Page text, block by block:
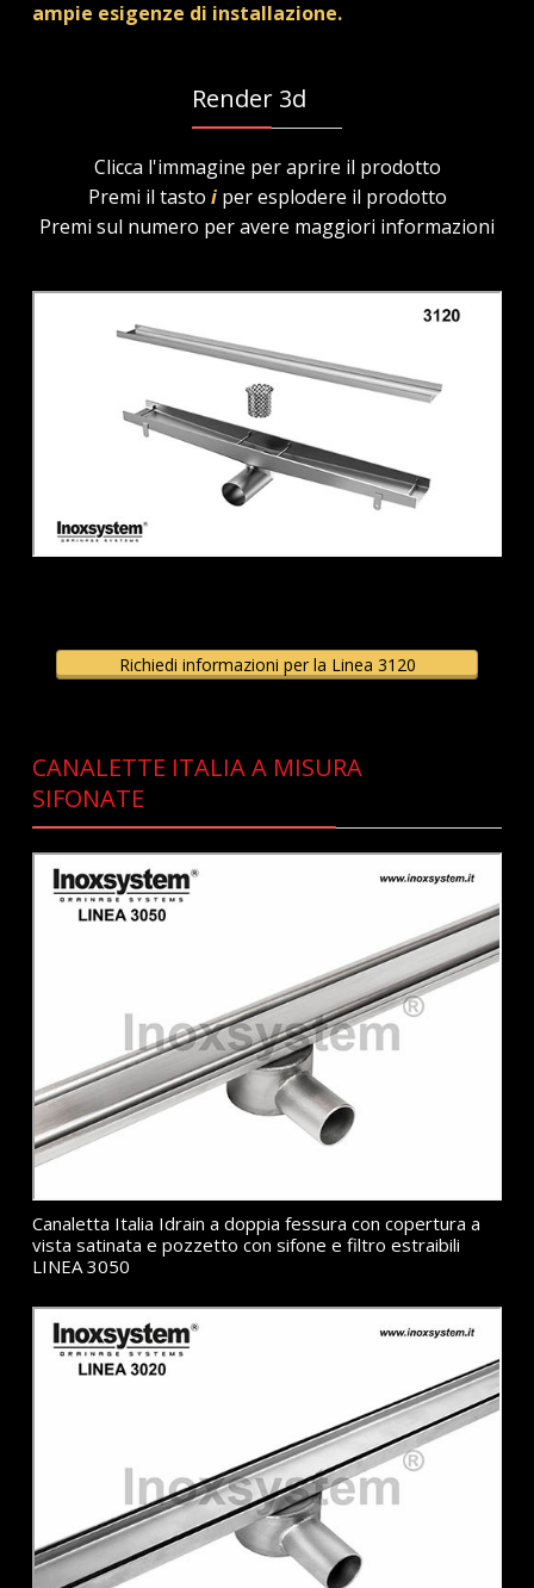
ampie esigenze di installazione.
Render 3d
Clicca l'immagine per aprire il prodotto
Premi il tasto iper esplodere il prodotto
Premi sul numero per avere maggiori informazioni
Richiedi informazioni per la Linea 3120
CANALETTE ITALIA A MISURA
SIFONATE
Canaletta Italia Idrain a doppia fessura con copertura a
vista satinata e pozzetto con sifone e filtro estraibili
LINEA 3050